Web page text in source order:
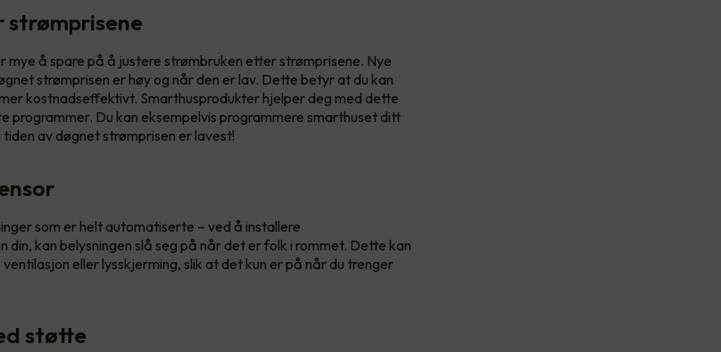
strømprisene
mye å spare på å justere strømbruken etter strømprisene. Nye
strømprisen er høy og når den er lav. Dette betyr at du kan
kostnadseffektivt. Smarthusprodukter hjelper deg med dette
programmer. Du kan eksempelvis programmere smarthuset ditt
av døgnet strømprisen er lavest!
som er helt automatiserte – ved å installere
din, kan belysningen slå seg på når det er folk i rommet. Dette kan
eller lysskjerming, slik at det kun er på når du trenger
støtte